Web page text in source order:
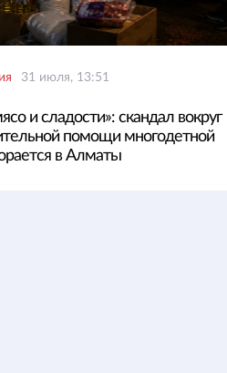
31 июля, 13:51
и сладости»: скандал вокруг
помощи многодетной
в Алматы